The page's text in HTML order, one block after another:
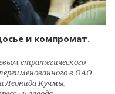
и компромат.
стратегического
в ОАО
Леонида Кучмы,